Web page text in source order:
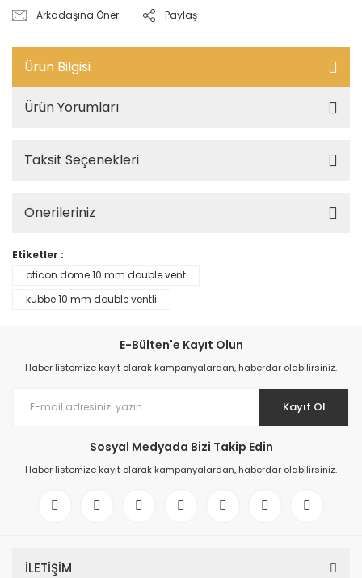
Arkadaşına Öner Paylaş
Ürün Bilgisi
Ürün Yorumları
Taksit Seçenekleri
Önerileriniz
Etiketler :
oticon dome 10 mm double vent
kubbe 10 mm double ventli
E-Bülten'e Kayıt Olun
Haber listemize kayıt olarak kampanyalardan, haberdar olabilirsiniz.
Kayıt Ol
Sosyal Medyada Bizi Takip Edin
Haber listemize kayıt olarak kampanyalardan, haberdar olabilirsiniz.
İLETİŞİM